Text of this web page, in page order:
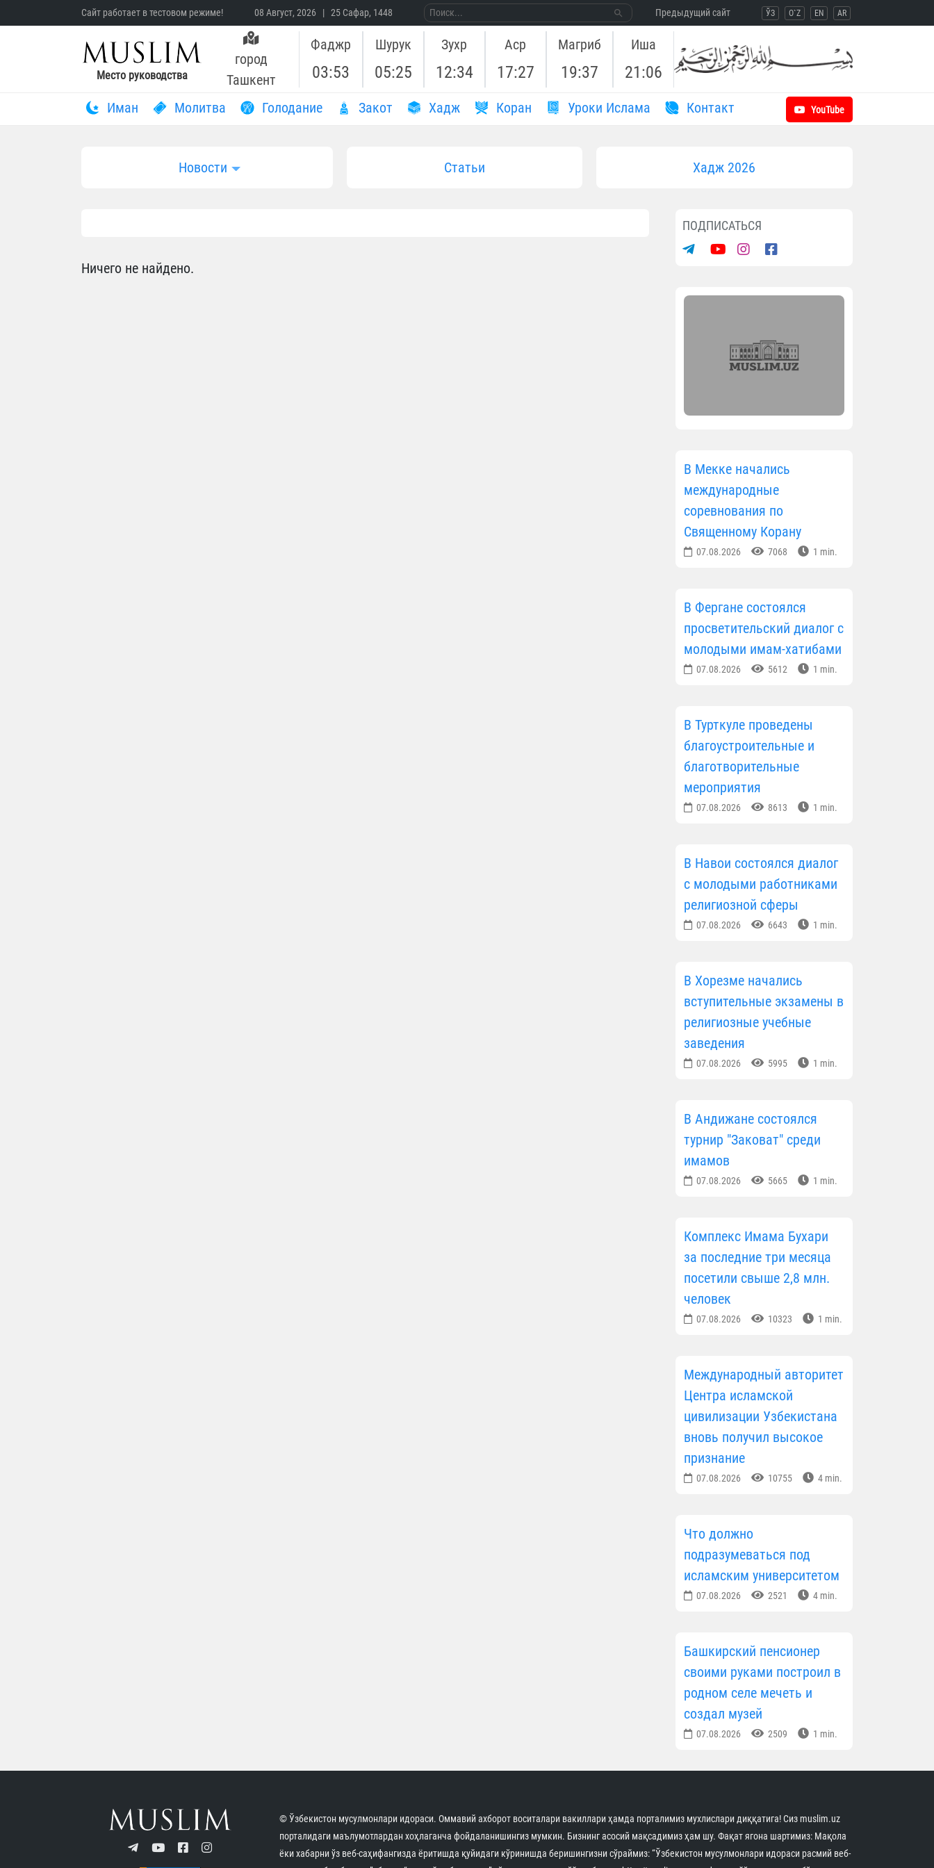
Сайт работает в тестовом режиме! 08 Август, 2026 | 25 Сафар, 1448 Предыдущий сайт ЎЗ O`Z EN AR
Место руководства
город
Ташкент
Фаджр
03:53
Шурук
05:25
Зухр
12:34
Аср
17:27
Магриб
19:37
Иша
21:06
Иман Молитва Голодание Закот Хадж Коран Уроки Ислама Контакт YouTube
Новости Статьи Хадж 2026
Ничего не найдено.
ПОДПИСАТЬСЯ
В Мекке начались
международные
соревнования по
Священному Корану
07.08.2026 7068 1 min.
В Фергане состоялся
просветительский диалог с
молодыми имам-хатибами
07.08.2026 5612 1 min.
В Турткуле проведены
благоустроительные и
благотворительные
мероприятия
07.08.2026 8613 1 min.
В Навои состоялся диалог
с молодыми работниками
религиозной сферы
07.08.2026 6643 1 min.
В Хорезме начались
вступительные экзамены в
религиозные учебные
заведения
07.08.2026 5995 1 min.
В Андижане состоялся
турнир "Заковат" среди
имамов
07.08.2026 5665 1 min.
Комплекс Имама Бухари
за последние три месяца
посетили свыше 2,8 млн.
человек
07.08.2026 10323 1 min.
Международный авторитет
Центра исламской
цивилизации Узбекистана
вновь получил высокое
признание
07.08.2026 10755 4 min.
Что должно
подразумеваться под
исламским университетом
07.08.2026 2521 4 min.
Башкирский пенсионер
своими руками построил в
родном селе мечеть и
создал музей
07.08.2026 2509 1 min.
© Ўзбекистон мусулмонлари идораси. Оммавий ахборот воситалари вакиллари ҳамда порталимиз мухлислари диққатига! Сиз muslim.uz
порталидаги маълумотлардан хоҳлаганча фойдаланишингиз мумкин. Бизнинг асосий мақсадимиз ҳам шу. Фақат ягона шартимиз: Мақола
ёки хабарни ўз веб-саҳифангизда ёритишда қуйидаги кўринишда беришингизни сўраймиз: “Ўзбекистон мусулмонлари идораси расмий веб-